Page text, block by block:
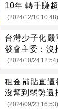
10年 轉手賺
(2024/12/10 10:48)
台灣少子化嚴
發會主委：沒
(2024/10/24 12:54)
租金補貼直逼
沒幫到弱勢還
(2024/09/23 16:53)